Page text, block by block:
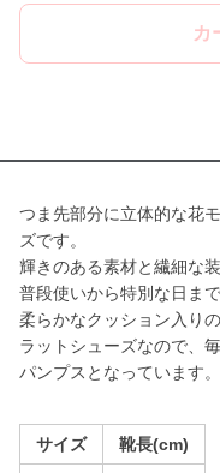
カ
つま先部分に立体的な花
ズです。
輝きのある素材と繊細な
普段使いから特別な日ま
柔らかなクッション入り
ラットシューズなので、
パンプスとなっています。
サイズ 靴長(cm)